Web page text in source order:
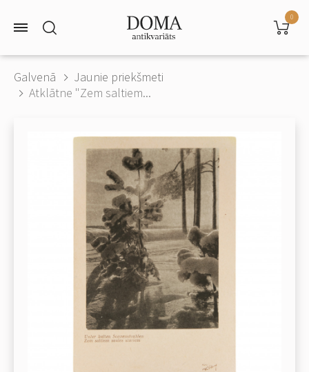
0
Galvenā
Jaunie priekšmeti
Atklātne "Zem saltiem...